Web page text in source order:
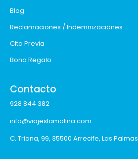
Blog
Reclamaciones / Indemnizaciones
Cita Previa
Bono Regalo
Contacto
928 844 382
info@viajeslamolina.com
C. Triana, 99, 35500 Arrecife, Las Palmas